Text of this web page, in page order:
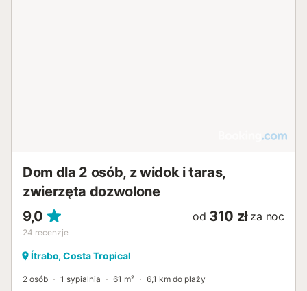
Dom dla 2 osób, z widok i taras,
zwierzęta dozwolone
9,0
24 recenzje
od 310 zł za noc
Ítrabo, Costa Tropical
2 osób 1 sypialnia 61 m² 6,1 km do plaży